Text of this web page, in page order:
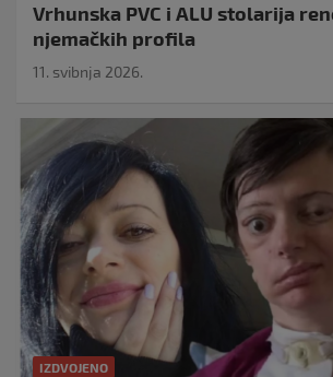
Vrhunska PVC i ALU stolarija
njemačkih profila
11. svibnja 2026.
IZDVOJENO